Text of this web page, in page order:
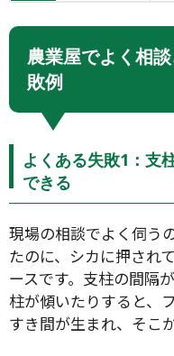
農業屋でよく相
敗例
よくある失敗1：支
できる
現場の相談でよく伺う
たのに、シカに押され
ースです。支柱の間隔
柱が傾いたりすると、
すき間が生まれ、そこ